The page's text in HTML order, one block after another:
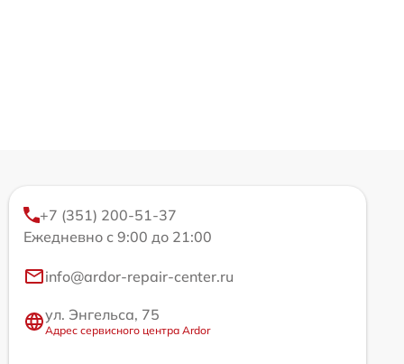
+7 (351) 200-51-37
Ежедневно с 9:00 до 21:00
info@ardor-repair-center.ru
ул. Энгельса, 75
Адрес сервисного центра Ardor